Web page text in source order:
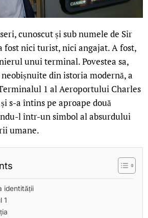
cunoscut și sub numele de Sir
fost nici turist, nici angajat. A fost,
unui terminal. Povestea sa,
din istoria modernă, a
1 al Aeroportului Charles
s-a întins pe aproape două
l într-un simbol al absurdului
umane.
identității
1